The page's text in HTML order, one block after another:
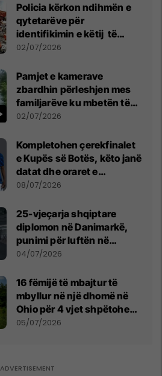
Policia kërkon ndihmën e
qytetarëve për
identifikimin e këtij të
dyshuari
02/07/2026
Pamjet e kamerave
zbardhin përleshjen mes
familjarëve ku mbetën të
plagosur katër persona
02/07/2026
Kompletohen çerekfinalet
e Kupës së Botës, këto janë
datat dhe oraret e
ndeshjeve
08/07/2026
25-vjeçarja shqiptare
diplomon në Danimarkë,
punimi për luftën në
Kosovë vlerësohet me
04/07/2026
16 fëmijë të mbajtur të
mbyllur në një dhomë në
Ohio për 4 vjet shpëtohen -
tani ata i pret një sfidë e
05/07/2026